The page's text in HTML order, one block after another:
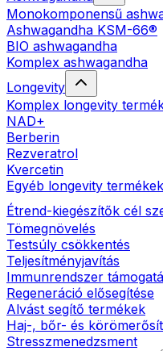
Monokomponensű
Ashwagandha KSM-66®
BIO ashwagandha
Komplex ashwagandha
Longevity
Komplex longevity
NAD+
Berberin
Rezveratrol
Kvercetin
Egyéb longevity termékek
Étrend-kiegészítők cél
Tömegnövelés
Testsúly csökkentés
Teljesítményjavítás
Immunrendszer
Regeneráció elősegítése
Alvást segítő termékek
Haj-, bőr- és
Stresszmenedzsment